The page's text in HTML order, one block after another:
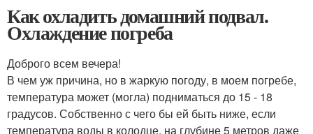
Как охладить домашний подвал.
Охлаждение погреба
Доброго всем вечера!
В чем уж причина, но в жаркую погоду, в моем погребе,
температура может (могла) подниматься до 15 - 18
градусов. Собственно с чего бы ей быть ниже, если
температура воды в колодце, на глубине 5 метров даже